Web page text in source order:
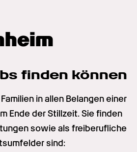
finden können
in allen Belangen einer
Ende der Stillzeit. Sie finden
sowie als freiberufliche
sind: